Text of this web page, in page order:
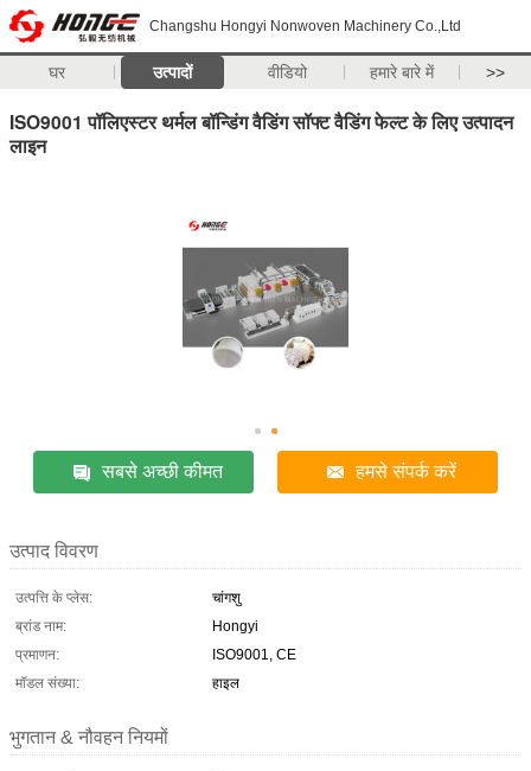
Changshu Hongyi Nonwoven Machinery Co.,Ltd
घर उत्पादों वीडियो हमारे बारे में >>
ISO9001 पॉलिएस्टर थर्मल बॉन्डिंग वैडिंग सॉफ्ट वैडिंग फेल्ट के लिए उत्पादन
लाइन
सबसे अच्छी कीमत हमसे संपर्क करें
उत्पाद विवरण
उत्पत्ति के प्लेस:
चांगशु
ब्रांड नाम:
Hongyi
प्रमाणन:
ISO9001, CE
मॉडल संख्या:
हाइल
भुगतान & नौवहन नियमों